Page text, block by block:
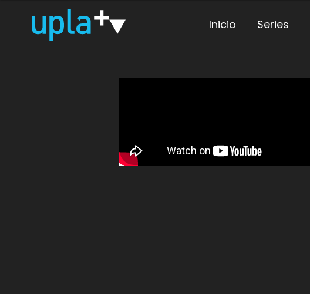
Inicio Series